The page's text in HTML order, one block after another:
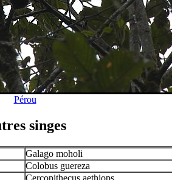
Pérou
singes
Galago moholi
Colobus guereza
Cercopithecus aethiops